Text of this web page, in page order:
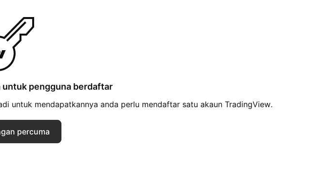
pengguna berdaftar
untuk mendapatkannya anda perlu mendaftar satu akaun TradingView.
percuma